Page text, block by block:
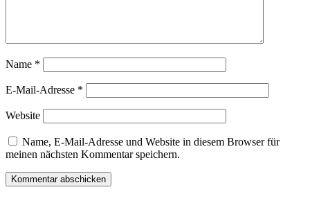
Name *
E-Mail-Adresse *
Website
Name, E-Mail-Adresse und Website in diesem Browser für
meinen nächsten Kommentar speichern.